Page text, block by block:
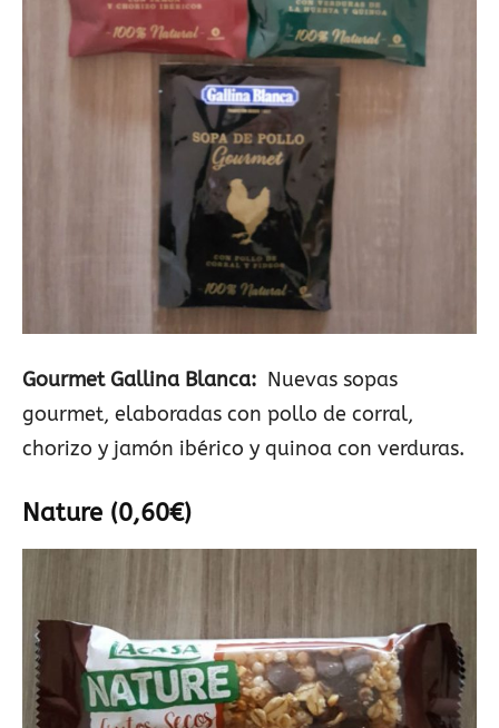
Gourmet Gallina Blanca: Nuevas sopas
gourmet, elaboradas con pollo de corral,
chorizo y jamón ibérico y quinoa con verduras.
Nature (0,60€)